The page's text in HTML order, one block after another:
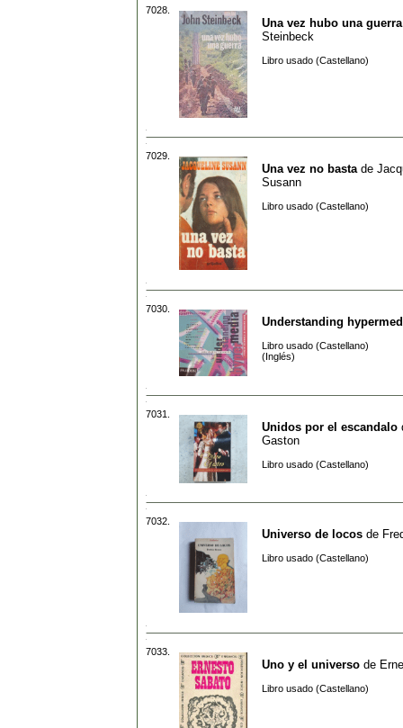
7028.
Una vez hubo una guerra
Steinbeck
Libro usado (Castellano)
7029.
Una vez no basta de
Susann
Libro usado (Castellano)
7030.
Understanding
Libro usado (Castellano)
(Inglés)
7031.
Unidos por el escandalo
Gaston
Libro usado (Castellano)
7032.
Universo de locos de
Libro usado (Castellano)
7033.
Uno y el universo de
Libro usado (Castellano)